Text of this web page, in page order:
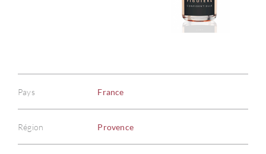
Pays France
Région Provence